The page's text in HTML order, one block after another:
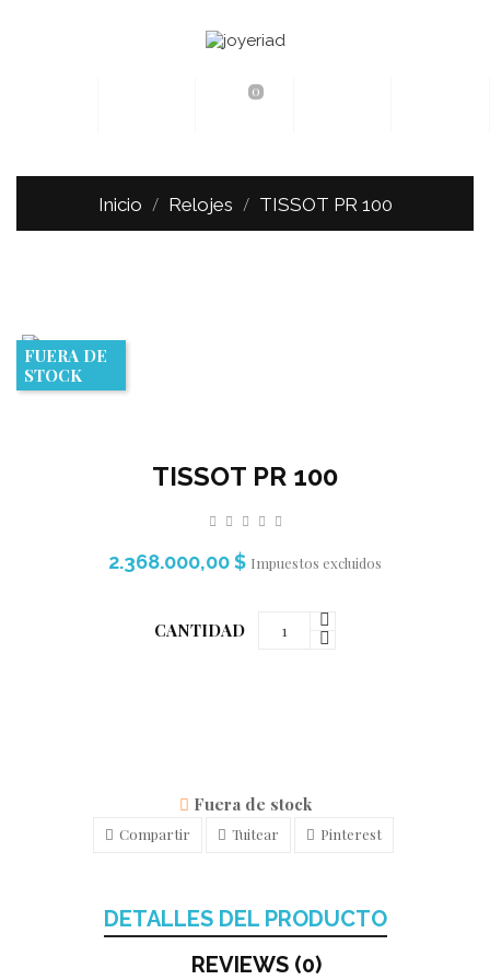
0
Inicio Relojes TISSOT PR 100
FUERA DE
STOCK
TISSOT PR 100
2.368.000,00 $ Impuestos excluidos
CANTIDAD
Fuera de stock
Compartir Tuitear Pinterest
DETALLES DEL PRODUCTO
REVIEWS (0)